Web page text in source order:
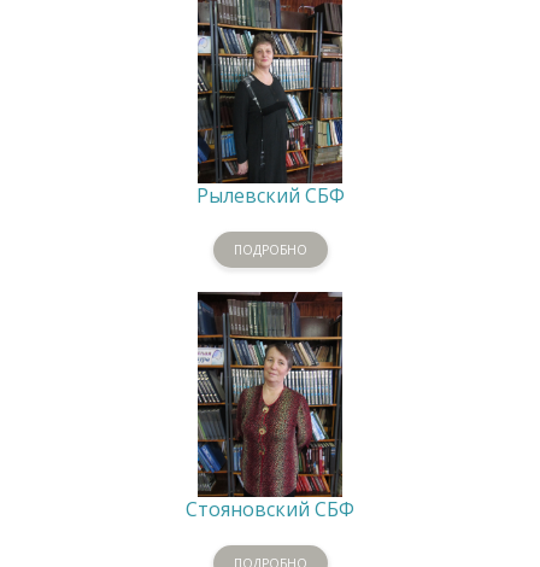
Рылевский СБФ
ПОДРОБНО
Стояновский СБФ
ПОДРОБНО